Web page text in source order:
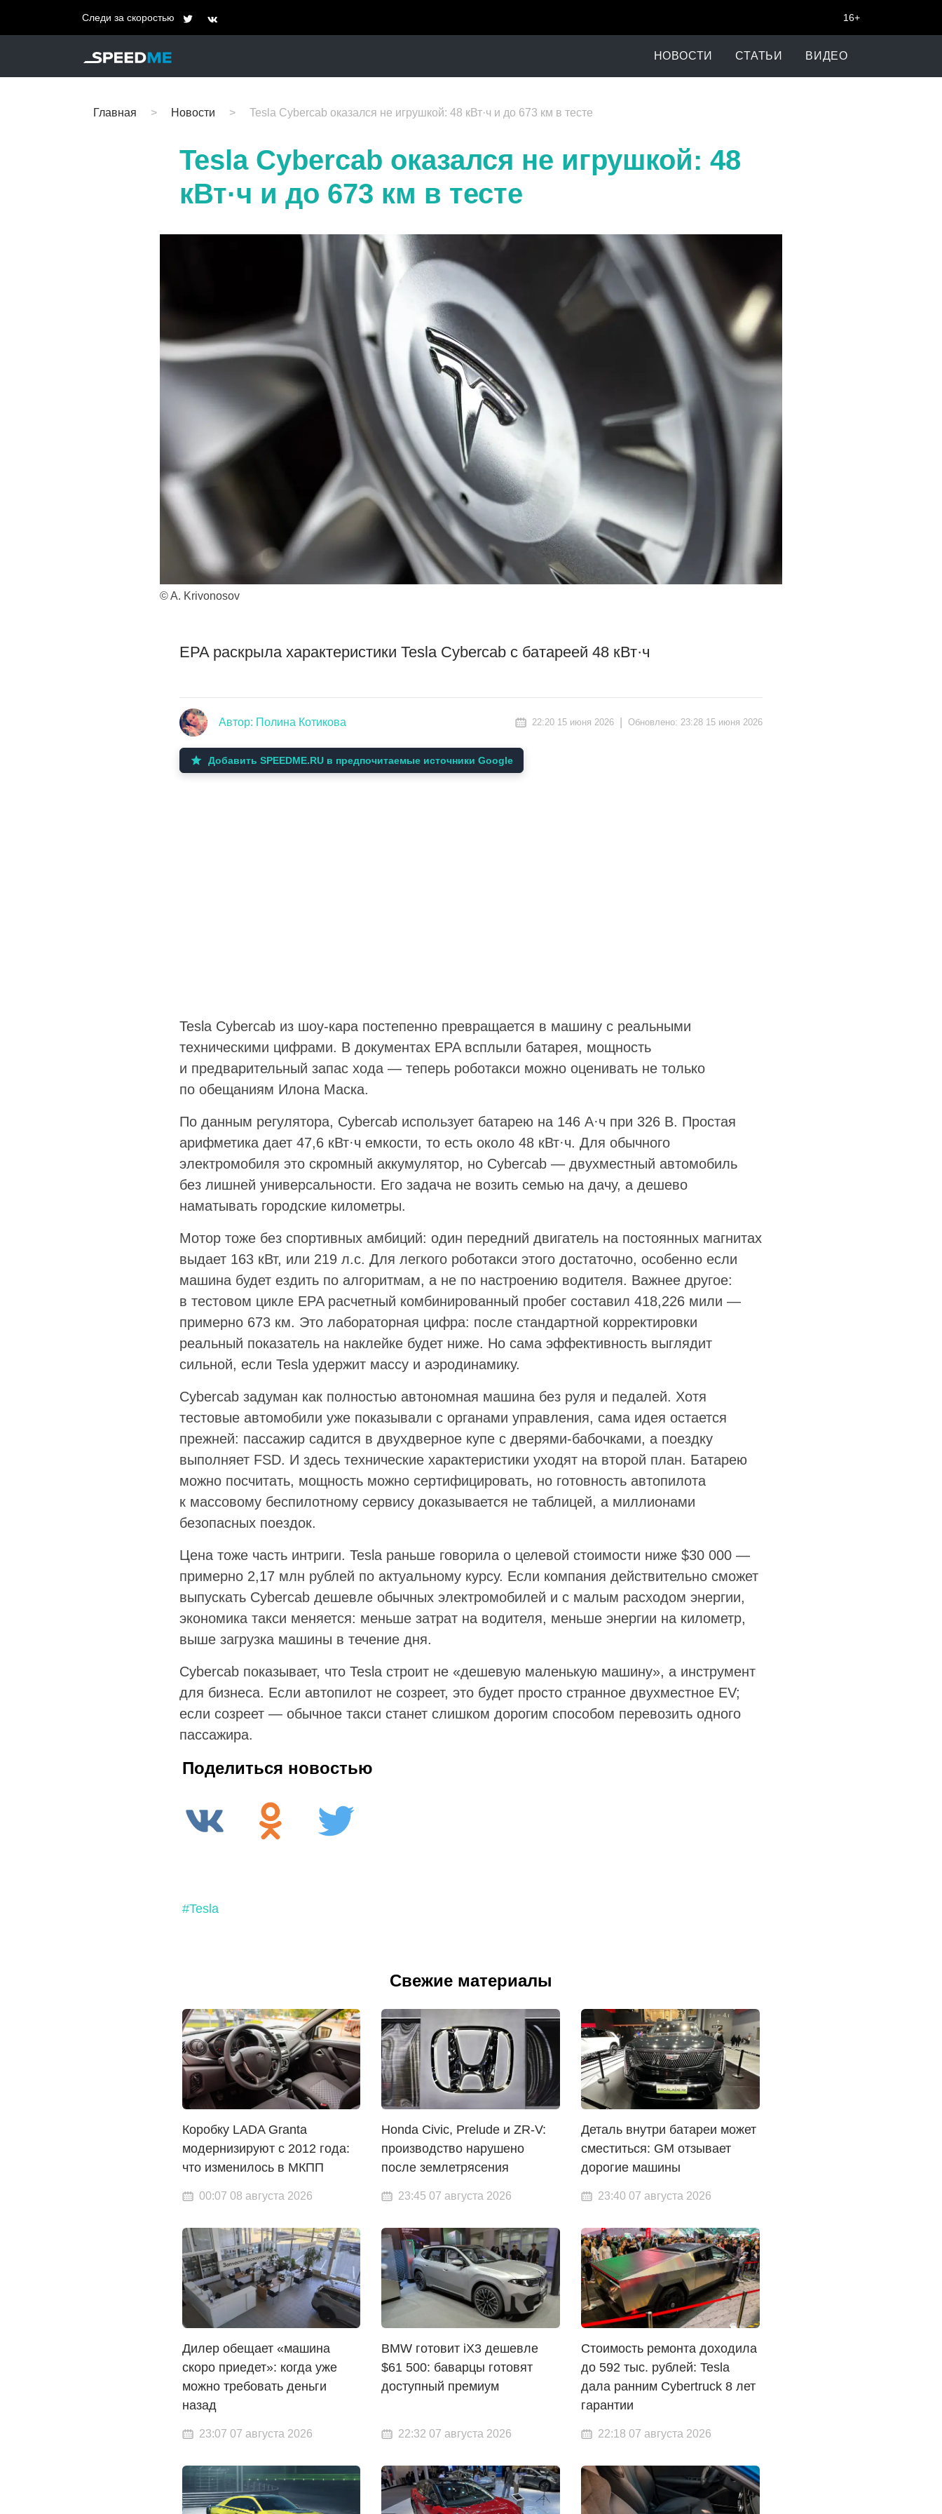
Следи за скоростью 16+
НОВОСТИ СТАТЬИ ВИДЕО
Главная Новости Tesla Cybercab оказался не игрушкой: 48 кВт·ч и до 673 км в тесте
Tesla Cybercab оказался не игрушкой: 48
кВт·ч и до 673 км в тесте
© A. Krivonosov
EPA раскрыла характеристики Tesla Cybercab с батареей 48 кВт·ч
Автор: Полина Котикова 22:20 15 июня 2026 Обновлено:23:28 15 июня 2026
Добавить SPEEDME.RU в предпочитаемые источники Google
Tesla Cybercab из шоу-кара постепенно превращается в машину с реальными
техническими цифрами. В документах EPA всплыли батарея, мощность
и предварительный запас хода — теперь роботакси можно оценивать не только
по обещаниям Илона Маска.
По данным регулятора, Cybercab использует батарею на 146 А·ч при 326 В. Простая
арифметика дает 47,6 кВт·ч емкости, то есть около 48 кВт·ч. Для обычного
электромобиля это скромный аккумулятор, но Cybercab — двухместный автомобиль
без лишней универсальности. Его задача не возить семью на дачу, а дешево
наматывать городские километры.
Мотор тоже без спортивных амбиций: один передний двигатель на постоянных магнитах
выдает 163 кВт, или 219 л.с. Для легкого роботакси этого достаточно, особенно если
машина будет ездить по алгоритмам, а не по настроению водителя. Важнее другое:
в тестовом цикле EPA расчетный комбинированный пробег составил 418,226 мили —
примерно 673 км. Это лабораторная цифра: после стандартной корректировки
реальный показатель на наклейке будет ниже. Но сама эффективность выглядит
сильной, если Tesla удержит массу и аэродинамику.
Cybercab задуман как полностью автономная машина без руля и педалей. Хотя
тестовые автомобили уже показывали с органами управления, сама идея остается
прежней: пассажир садится в двухдверное купе с дверями-бабочками, а поездку
выполняет FSD. И здесь технические характеристики уходят на второй план. Батарею
можно посчитать, мощность можно сертифицировать, но готовность автопилота
к массовому беспилотному сервису доказывается не таблицей, а миллионами
безопасных поездок.
Цена тоже часть интриги. Tesla раньше говорила о целевой стоимости ниже $30 000 —
примерно 2,17 млн рублей по актуальному курсу. Если компания действительно сможет
выпускать Cybercab дешевле обычных электромобилей и с малым расходом энергии,
экономика такси меняется: меньше затрат на водителя, меньше энергии на километр,
выше загрузка машины в течение дня.
Cybercab показывает, что Tesla строит не «дешевую маленькую машину», а инструмент
для бизнеса. Если автопилот не созреет, это будет просто странное двухместное EV;
если созреет — обычное такси станет слишком дорогим способом перевозить одного
пассажира.
Поделиться новостью
#Tesla
Свежие материалы
Коробку LADA Granta
модернизируют с 2012 года:
что изменилось в МКПП
00:07 08 августа 2026
Honda Civic, Prelude и ZR-V:
производство нарушено
после землетрясения
23:45 07 августа 2026
Деталь внутри батареи может
сместиться: GM отзывает
дорогие машины
23:40 07 августа 2026
Дилер обещает «машина
скоро приедет»: когда уже
можно требовать деньги
назад
23:07 07 августа 2026
BMW готовит iX3 дешевле
$61 500: баварцы готовят
доступный премиум
22:32 07 августа 2026
Стоимость ремонта доходила
до 592 тыс. рублей: Tesla
дала ранним Cybertruck 8 лет
гарантии
22:18 07 августа 2026